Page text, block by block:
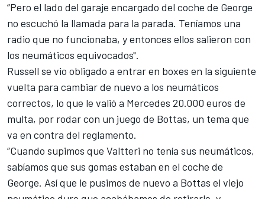
“Pero el lado del garaje encargado del coche de George
no escuchó la llamada para la parada. Teníamos una
radio que no funcionaba, y entonces ellos salieron con
los neumáticos equivocados".
Russell se vio obligado a entrar en boxes en la siguiente
vuelta para cambiar de nuevo a los neumáticos
correctos, lo que le valió a Mercedes 20.000 euros de
multa, por rodar con un juego de Bottas, un tema que
va en contra del reglamento.
“Cuando supimos que Valtteri no tenía sus neumáticos,
sabíamos que sus gomas estaban en el coche de
George. Así que le pusimos de nuevo a Bottas el viejo